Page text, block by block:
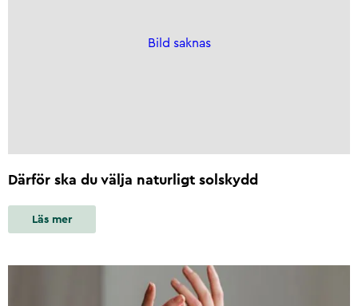
Bild saknas
Därför ska du välja naturligt solskydd
Läs mer